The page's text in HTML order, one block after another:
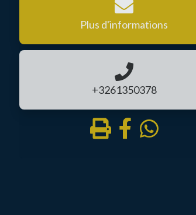
Plus d'informations
+3261350378